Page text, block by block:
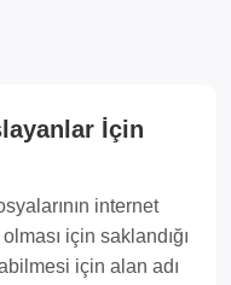
İçin
internet
için saklandığı
için alan adı